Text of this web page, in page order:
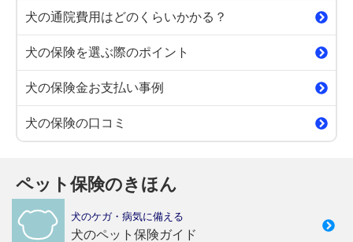
犬の通院費用はどのくらいかかる？
犬の保険を選ぶ際のポイント
犬の保険金お支払い事例
犬の保険の口コミ
ペット保険のきほん
犬のケガ・病気に備える
犬のペット保険ガイド